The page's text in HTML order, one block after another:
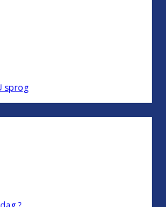
sprog